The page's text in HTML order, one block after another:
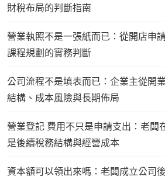
財稅布局的判斷指南
營業執照不是一張紙而已：從開店申
課程規劃的實務判斷
公司流程不是填表而已：企業主從開
結構、成本風險與長期佈局
營業登記 費用不只是申請支出：老闆
是後續稅務結構與經營成本
資本額可以領出來嗎：老闆成立公司